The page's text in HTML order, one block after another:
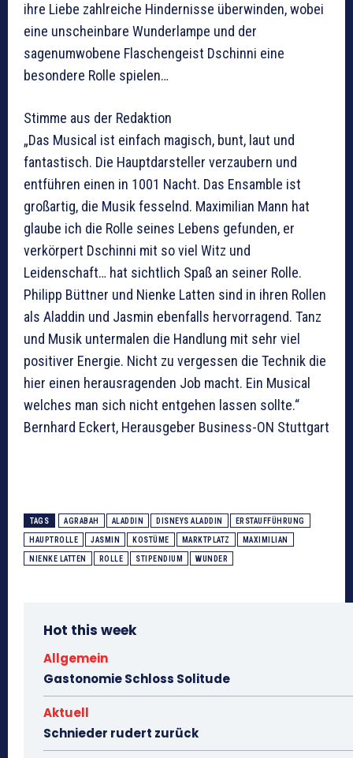
ihre Liebe zahlreiche Hindernisse überwinden, wobei
eine unscheinbare Wunderlampe und der
sagenumwobene Flaschengeist Dschinni eine
besondere Rolle spielen…
Stimme aus der Redaktion
„Das Musical ist einfach magisch, bunt, laut und
fantastisch. Die Hauptdarsteller verzaubern und
entführen einen in 1001 Nacht. Das Ensamble ist
großartig, die Musik fesselnd. Maximilian Mann hat
glaube ich die Rolle seines Lebens gefunden, er
verkörpert Dschinni mit so viel Witz und
Leidenschaft… hat sichtlich Spaß an seiner Rolle.
Philipp Büttner und Nienke Latten sind in ihren Rollen
als Aladdin und Jasmin ebenfalls hervorragend. Tanz
und Musik untermalen die Handlung mit sehr viel
positiver Energie. Nicht zu vergessen die Technik die
hier einen herausragenden Job macht. Ein Musical
welches man sich nicht entgehen lassen sollte.“
Bernhard Eckert, Herausgeber Business-ON Stuttgart
TAGS AGRABAH ALADDIN DISNEYS ALADDIN ERSTAUFFÜHRUNG
HAUPTROLLE JASMIN KOSTÜME MARKTPLATZ MAXIMILIAN
NIENKE LATTEN ROLLE STIPENDIUM WUNDER
Hot this week
Allgemein
Gastonomie Schloss Solitude
Aktuell
Schnieder rudert zurück